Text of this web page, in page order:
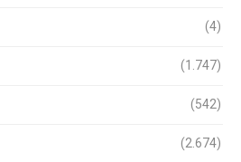
(4)
(1.747)
(542)
(2.674)